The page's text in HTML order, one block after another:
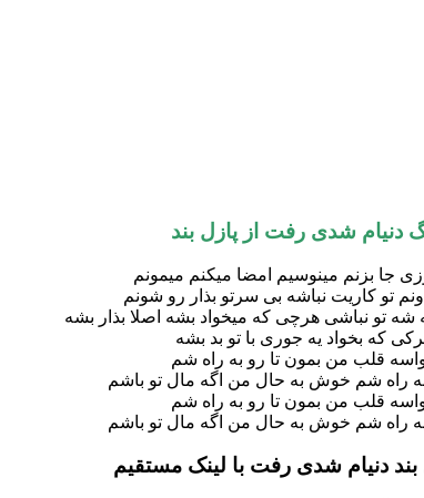
دنیام‌ شدی رفت از پازل بند
جا بزنم مینوسیم امضا میکنم میمونم
تو کاریت نباشه بی سرتو بذار رو شونم
تو نباشی هرچی که میخواد بشه اصلا بذار بشه
که بخواد یه جوری با تو بد بشه
قلب من بمون تا رو به راه شم
راه شم خوش به حال من اگه مال تو باشم
قلب من بمون تا رو به راه شم
راه شم خوش به حال من اگه مال تو باشم
بند دنیام شدی رفت با لینک مستقیم